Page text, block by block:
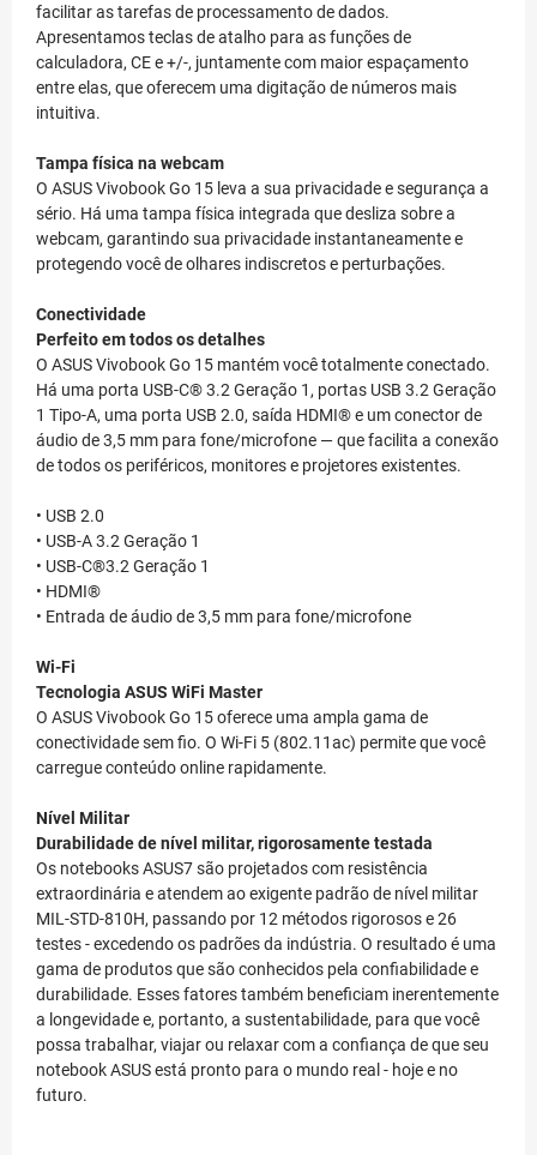
facilitar as tarefas de processamento de dados.
Apresentamos teclas de atalho para as funções de
calculadora, CE e +/-, juntamente com maior espaçamento
entre elas, que oferecem uma digitação de números mais
intuitiva.
Tampa física na webcam
O ASUS Vivobook Go 15 leva a sua privacidade e segurança a
sério. Há uma tampa física integrada que desliza sobre a
webcam, garantindo sua privacidade instantaneamente e
protegendo você de olhares indiscretos e perturbações.
Conectividade
Perfeito em todos os detalhes
O ASUS Vivobook Go 15 mantém você totalmente conectado.
Há uma porta USB-C® 3.2 Geração 1, portas USB 3.2 Geração
1 Tipo-A, uma porta USB 2.0, saída HDMI® e um conector de
áudio de 3,5 mm para fone/microfone — que facilita a conexão
de todos os periféricos, monitores e projetores existentes.
• USB 2.0
• USB-A 3.2 Geração 1
• USB-C®3.2 Geração 1
• HDMI®
• Entrada de áudio de 3,5 mm para fone/microfone
Wi-Fi
Tecnologia ASUS WiFi Master
O ASUS Vivobook Go 15 oferece uma ampla gama de
conectividade sem fio. O Wi-Fi 5 (802.11ac) permite que você
carregue conteúdo online rapidamente.
Nível Militar
Durabilidade de nível militar, rigorosamente testada
Os notebooks ASUS7 são projetados com resistência
extraordinária e atendem ao exigente padrão de nível militar
MIL-STD-810H, passando por 12 métodos rigorosos e 26
testes - excedendo os padrões da indústria. O resultado é uma
gama de produtos que são conhecidos pela confiabilidade e
durabilidade. Esses fatores também beneficiam inerentemente
a longevidade e, portanto, a sustentabilidade, para que você
possa trabalhar, viajar ou relaxar com a confiança de que seu
notebook ASUS está pronto para o mundo real - hoje e no
futuro.